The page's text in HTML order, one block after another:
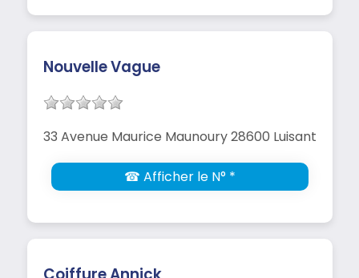
Nouvelle Vague
33 Avenue Maurice Maunoury 28600 Luisant
☎ Afficher le N° *